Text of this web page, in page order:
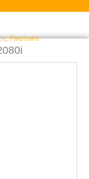
,Paletrans